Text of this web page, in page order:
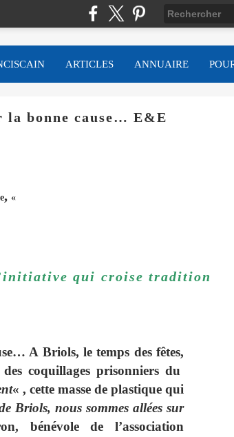
ARTICLES ANNUAIRE
la bonne cause… E&E
, «
qui croise tradition
A Briols, le temps des fêtes,
coquillages prisonniers du
« , cette masse de plastique qui
Briols, nous sommes allées sur
bénévole de l’association